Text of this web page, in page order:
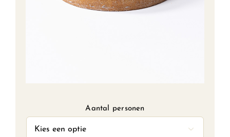
Aantal personen
